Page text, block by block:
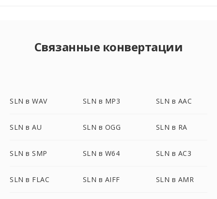
Связанные конвертации
SLN в WAV SLN в MP3 SLN в AAC
SLN в AU SLN в OGG SLN в RA
SLN в SMP SLN в W64 SLN в AC3
SLN в FLAC SLN в AIFF SLN в AMR